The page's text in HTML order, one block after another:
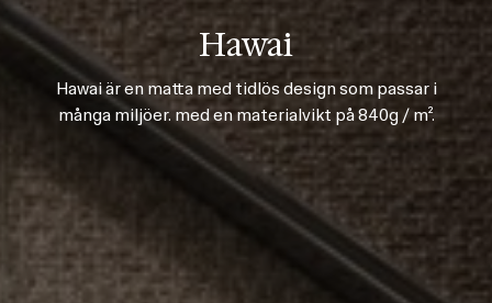
Hawai
Hawai är en matta med tidlös design som passar i
många miljöer. med en materialvikt på 840g / m².